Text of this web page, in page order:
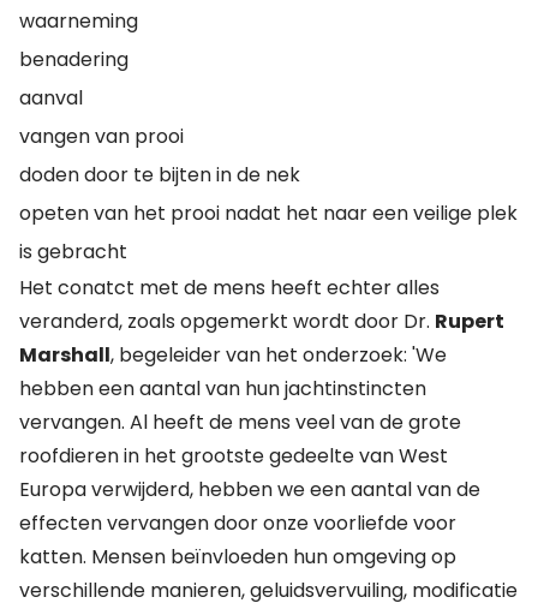
waarneming
benadering
aanval
vangen van prooi
doden door te bijten in de nek
opeten van het prooi nadat het naar een veilige plek
is gebracht
Het conatct met de mens heeft echter alles
veranderd, zoals opgemerkt wordt door Dr. Rupert
Marshall, begeleider van het onderzoek: 'We
hebben een aantal van hun jachtinstincten
vervangen. Al heeft de mens veel van de grote
roofdieren in het grootste gedeelte van West
Europa verwijderd, hebben we een aantal van de
effecten vervangen door onze voorliefde voor
katten. Mensen beïnvloeden hun omgeving op
verschillende manieren, geluidsvervuiling, modificatie